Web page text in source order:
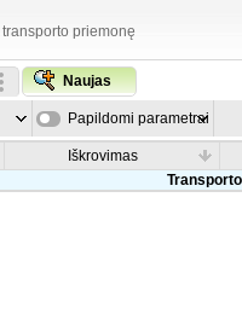
transporto priemonę
Naujas
Papildomi parametrai
Iškrovimas